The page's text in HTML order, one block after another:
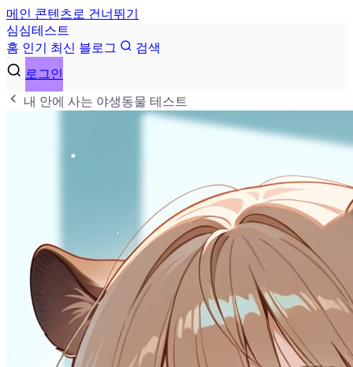
메인 콘텐츠로 건너뛰기
심심테 스 트
홈 인기 최신 블로그
검색
로그인
내 안에 사는 야생동물 테스트